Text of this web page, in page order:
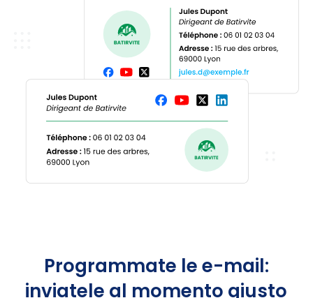
Programmate le e-mail:
inviatele al momento giusto